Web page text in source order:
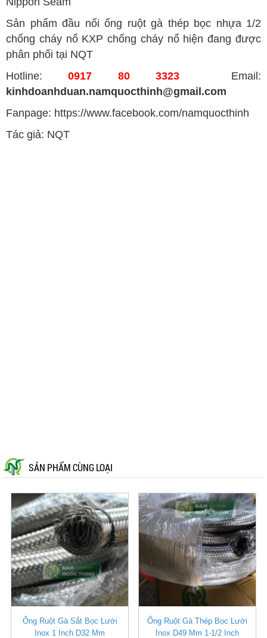
Sản phẩm đầu nối ống ruột gà thép bọc nhựa 1/2
chống cháy nổ KXP chống cháy nổ hiện đang được
phân phối tại NQT
Hotline:0917 80 3323 Email:
kinhdoanhduan.namquocthinh@gmail.com
Fanpage: https://www.facebook.com/namquocthinh
Tác giả: NQT
SẢN PHẨM CÙNG LOẠI
Ống Ruột Gà Sắt Bọc Lưới
Inox 1 Inch D32 Mm
Ống Ruột Gà Thép Bọc Lưới
Inox D49 Mm 1-1/2 Inch